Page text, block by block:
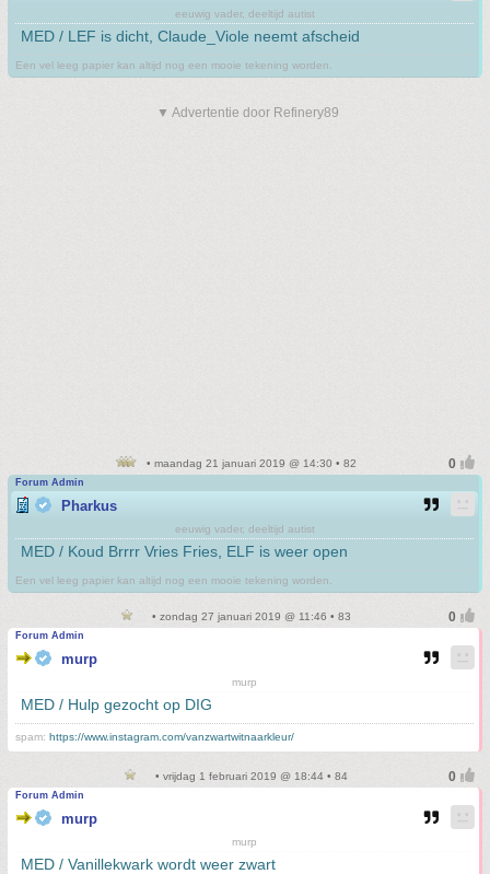
eeuwig vader, deeltijd autist
MED / LEF is dicht, Claude_Viole neemt afscheid
Een vel leeg papier kan altijd nog een mooie tekening worden.
▼ Advertentie door Refinery89
• maandag 21 januari 2019 @ 14:30 • 82
Forum Admin
Pharkus
eeuwig vader, deeltijd autist
MED / Koud Brrrr Vries Fries, ELF is weer open
Een vel leeg papier kan altijd nog een mooie tekening worden.
• zondag 27 januari 2019 @ 11:46 • 83
Forum Admin
murp
murp
MED / Hulp gezocht op DIG
spam: https://www.instagram.com/vanzwartwitnaarkleur/
• vrijdag 1 februari 2019 @ 18:44 • 84
Forum Admin
murp
murp
MED / Vanillekwark wordt weer zwart